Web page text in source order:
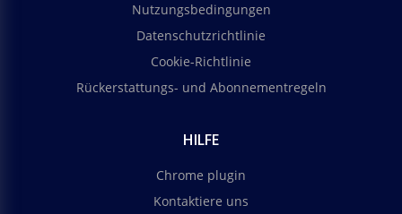
Nutzungsbedingungen
Datenschutzrichtlinie
Cookie-Richtlinie
Rückerstattungs- und Abonnementregeln
HILFE
Chrome plugin
Kontaktiere uns